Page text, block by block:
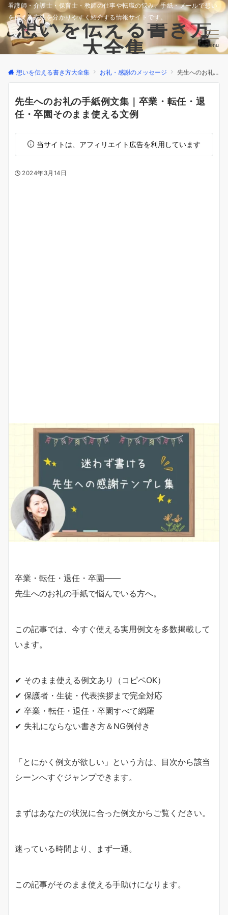
看護師・介護士・保育士・教師の仕事や転職の悩み、手紙・メールで想い
を伝える方法を分かりやすく紹介する情報サイトです。
想いを伝える書き方
大全集
Menu
想いを伝える書き方大全集 お礼・感謝のメッセージ 先生へのお礼の手紙例文集｜卒業・転任・退任・卒園そのまま使える文例
先生へのお礼の手紙例文集｜卒業・転任・退
任・卒園そのまま使える文例
当サイトは、アフィリエイト広告を利用しています
2024年3月14日
卒業・転任・退任・卒園――
先生へのお礼の手紙で悩んでいる方へ。
この記事では、今すぐ使える実用例文を多数掲載して
います。
✔ そのまま使える例文あり（コピペOK）
✔ 保護者・生徒・代表挨拶まで完全対応
✔ 卒業・転任・退任・卒園すべて網羅
✔ 失礼にならない書き方＆NG例付き
「とにかく例文が欲しい」という方は、目次から該当
シーンへすぐジャンプできます。
まずはあなたの状況に合った例文からご覧ください。
迷っている時間より、まず一通。
この記事がそのまま使える手助けになります。